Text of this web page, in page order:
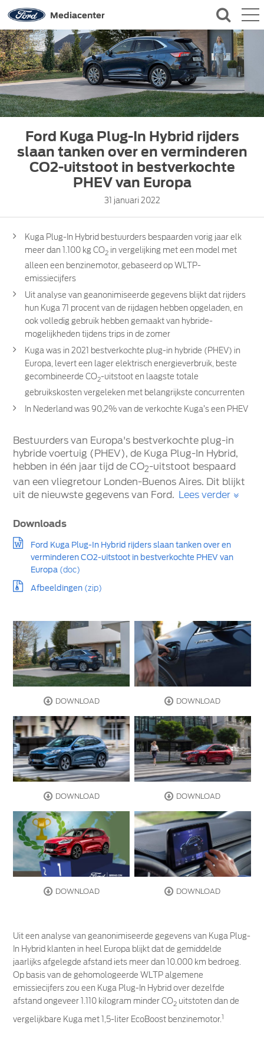
Mediacenter
CONTACT
Ford Kuga Plug-In Hybrid rijders
slaan tanken over en verminderen
CO2-uitstoot in bestverkochte
PHEV van Europa
31 januari 2022
Kuga Plug-In Hybrid bestuurders bespaarden vorig jaar elk
meer dan 1.100 kg CO2 in vergelijking met een model met
alleen een benzinemotor, gebaseerd op WLTP-
emissiecijfers
Uit analyse van geanonimiseerde gegevens blijkt dat rijders
hun Kuga 71 procent van de rijdagen hebben opgeladen, en
ook volledig gebruik hebben gemaakt van hybride-
mogelijkheden tijdens trips in de zomer
Kuga was in 2021 bestverkochte plug-in hybride (PHEV) in
Europa, levert een lager elektrisch energieverbruik, beste
gecombineerde CO2-uitstoot en laagste totale
gebruikskosten vergeleken met belangrijkste concurrenten
In Nederland was 90,2% van de verkochte Kuga’s een PHEV
Bestuurders van Europa's bestverkochte plug-in
hybride voertuig (PHEV), de Kuga Plug-In Hybrid,
hebben in één jaar tijd de CO2-uitstoot bespaard
van een vliegretour Londen-Buenos Aires. Dit blijkt
uit de nieuwste gegevens van Ford. Lees verder
Downloads
Ford Kuga Plug-In Hybrid rijders slaan tanken over en
verminderen CO2-uitstoot in bestverkochte PHEV van
Europa (doc)
Afbeeldingen (zip)
DOWNLOAD DOWNLOAD
DOWNLOAD DOWNLOAD
DOWNLOAD DOWNLOAD
Uit een analyse van geanonimiseerde gegevens van Kuga Plug-
In Hybrid klanten in heel Europa blijkt dat de gemiddelde
jaarlijks afgelegde afstand iets meer dan 10.000 km bedroeg.
Op basis van de gehomologeerde WLTP algemene
emissiecijfers zou een Kuga Plug-In Hybrid over dezelfde
afstand ongeveer 1.110 kilogram minder CO2 uitstoten dan de
vergelijkbare Kuga met 1,5-liter EcoBoost benzinemotor.1